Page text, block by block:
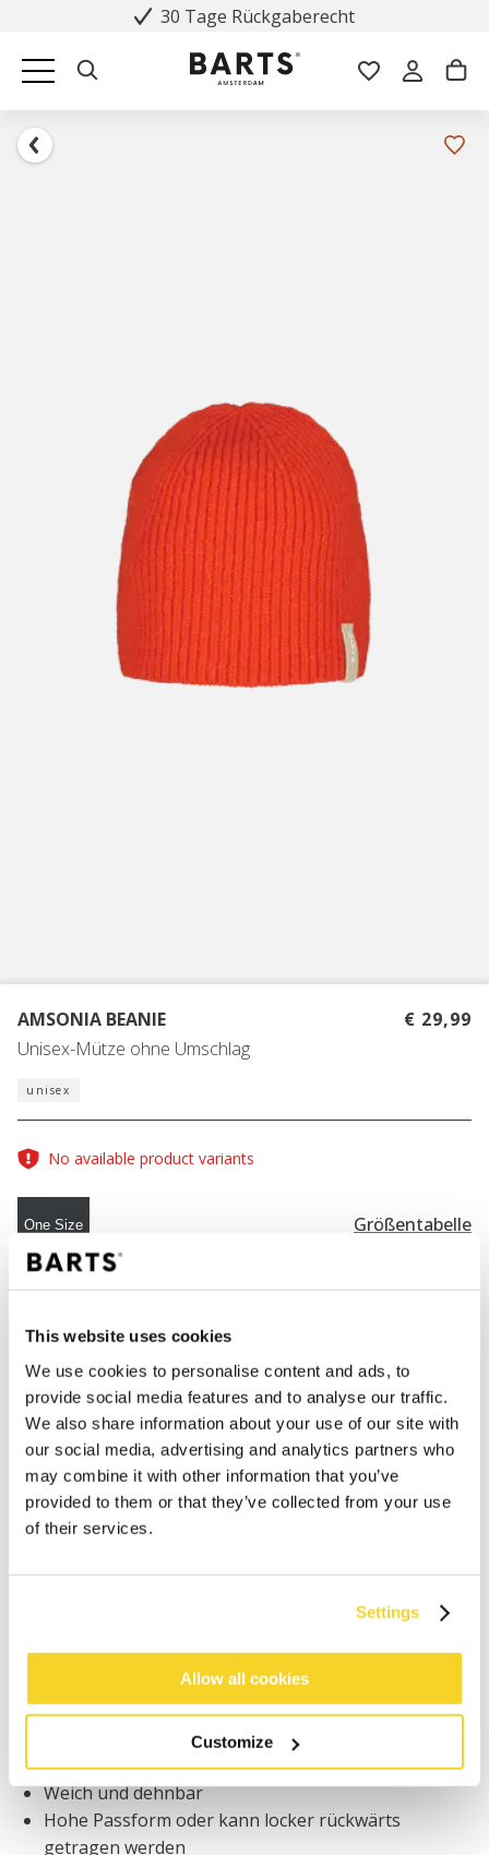
This website uses cookies
We use cookies to personalise content and ads, to
provide social media features and to analyse our traffic.
We also share information about your use of our site with
our social media, advertising and analytics partners who
may combine it with other information that you’ve
provided to them or that they’ve collected from your use
of their services.
Settings
Allow all cookies
Customize
30 Tage Rückgaberecht
AMSONIA BEANIE
Unisex-Mütze ohne Umschlag
€ 29,99
unisex
No available product variants
One Size Größentabelle
IN DEN WARENKORB
Bestellungen, die vor 12 Uhr MEZ (Montag bis
Freitag) bei uns eingehen, werden noch am selben
Kostenlose Lieferung für Bestellungen über 50€
BESCHREIBUNG
Unisex-Mütze
Weich und dehnbar
Hohe Passform oder kann locker rückwärts
getragen werden